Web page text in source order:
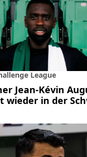
League
Jean-Kévin
wieder in der